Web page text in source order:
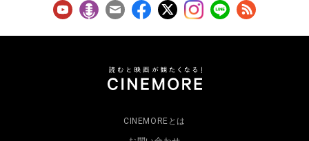
CINEMOREとは